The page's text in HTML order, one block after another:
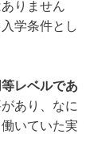
りません
入学条件とし
レベルであ
あり、なに
いていた実